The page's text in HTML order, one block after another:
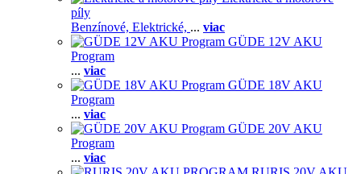
píly
Benzínové, Elektrické, ... viac
GÜDE 12V AKU
Program
... viac
GÜDE 18V AKU
Program
... viac
GÜDE 20V AKU
Program
... viac